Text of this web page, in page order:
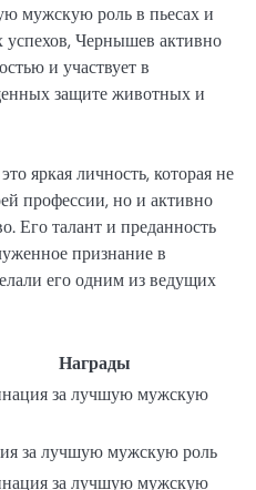
мужскую роль в пьесах и
Чернышев активно
и участвует в
защите животных и
яркая личность, которая не
профессии, но и активно
Его талант и преданность
признание в
его одним из ведущих
Награды
за лучшую мужскую
за лучшую мужскую роль
за лучшую мужскую